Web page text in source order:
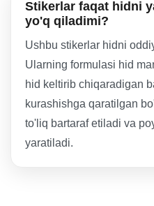
Stikerlar faqat hidni
yo'q qiladimi?
Ushbu stikerlar hidni
Ularning formulasi hid
hid keltirib chiqaradigan
kurashishga qaratilgan
to'liq bartaraf etiladi va
yaratiladi.